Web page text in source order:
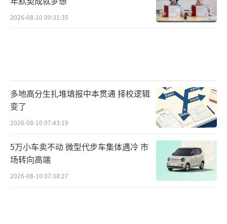
2026-08-10 09:31:35
多地高分生扎堆填报中本贯通 择校逻辑
变了
2026-08-10 07:43:19
5万小车卖不动 微型代步车集体遇冷 市
场转向高端
2026-08-10 07:38:27